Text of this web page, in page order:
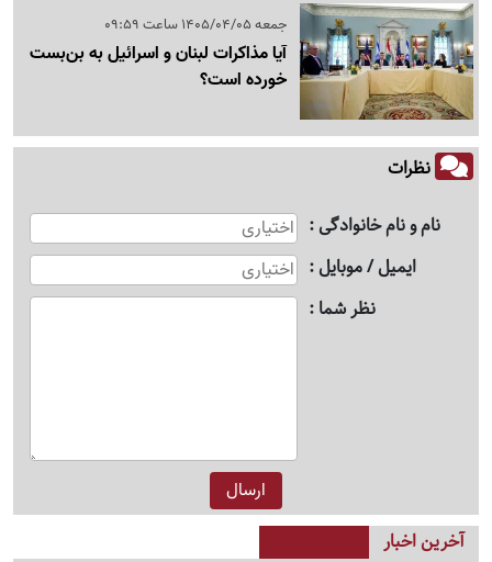
جمعه 1405/04/05 ساعت 09:59
آیا مذاکرات لبنان و اسرائیل به بن‌بست
خورده است؟
نظرات
نام و نام خانوادگی
ایمیل / موبایل
نظر شما
آخرین اخبار